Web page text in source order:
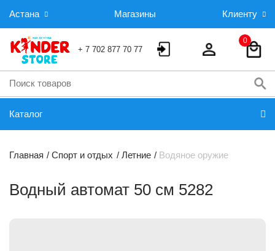
Астана Магазины Клиенту
+ 7 702 877 70 77
0
Каталог
Главная Спорт и отдых Летние Водяное оружие
Водный автомат 50 см 5282